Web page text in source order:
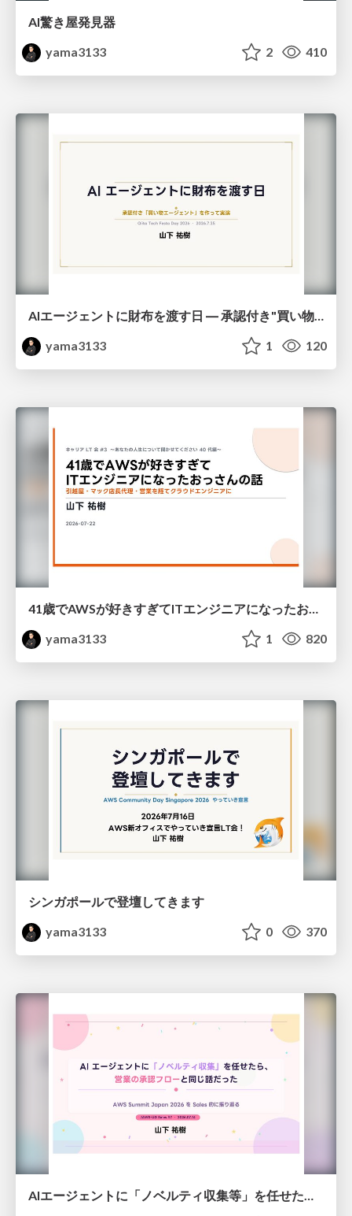
AI驚き屋発見器
yama3133
2 410
yama3133
1 120
41歳でAWSが好きすぎてITエンジニアになったおっさんの話
yama3133
1 820
シンガポールで登壇してきます
yama3133
0 370
AIエージェントに「ノベルティ収集等」を任せたら、営業の承認フローと同じだった話